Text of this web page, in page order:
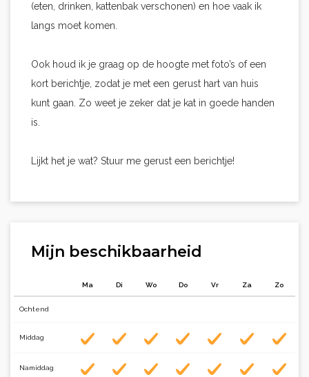
(eten, drinken, kattenbak verschonen) en hoe vaak ik
langs moet komen.
Ook houd ik je graag op de hoogte met foto’s of een
kort berichtje, zodat je met een gerust hart van huis
kunt gaan. Zo weet je zeker dat je kat in goede handen
is.
Lijkt het je wat? Stuur me gerust een berichtje!
Mijn beschikbaarheid
Ma Di Wo Do Vr Za Zo
Ochtend
Middag
Namiddag